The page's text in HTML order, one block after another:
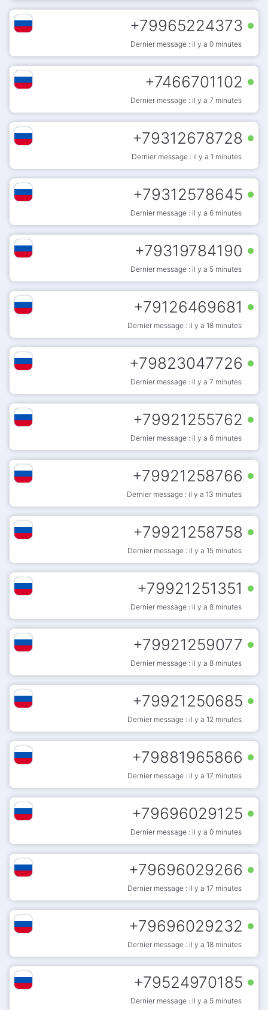
+79965224373
Dernier message : il y a 0 minutes
+7466701102
Dernier message : il y a 7 minutes
+79312678728
Dernier message : il y a 1 minutes
+79312578645
Dernier message : il y a 6 minutes
+79319784190
Dernier message : il y a 5 minutes
+79126469681
Dernier message : il y a 18 minutes
+79823047726
Dernier message : il y a 7 minutes
+79921255762
Dernier message : il y a 6 minutes
+79921258766
Dernier message : il y a 13 minutes
+79921258758
Dernier message : il y a 15 minutes
+79921251351
Dernier message : il y a 8 minutes
+79921259077
Dernier message : il y a 8 minutes
+79921250685
Dernier message : il y a 12 minutes
+79881965866
Dernier message : il y a 17 minutes
+79696029125
Dernier message : il y a 0 minutes
+79696029266
Dernier message : il y a 17 minutes
+79696029232
Dernier message : il y a 18 minutes
+79524970185
Dernier message : il y a 5 minutes